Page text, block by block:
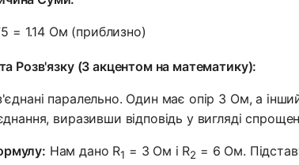
= 1.14 Ом (приблизно)
Розв'язку (З акцентом на математику):
паралельно. Один має опір 3 Ом, а
виразивши відповідь у вигляді
Нам дано R1 = 3 Ом і R2 = 6 Ом.